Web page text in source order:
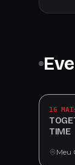
16 MAI
TIME
Meu